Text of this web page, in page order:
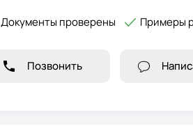
Документы проверены Примеры
Позвонить